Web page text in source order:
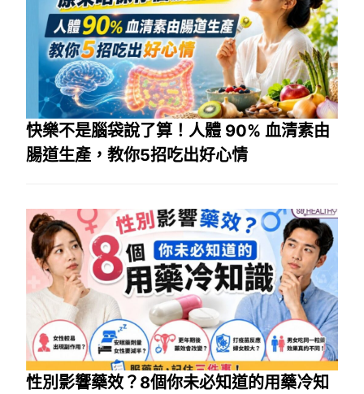
快樂不是腦袋說了算！人體 90% 血清素由
腸道生產，教你5招吃出好心情
性別影響藥效？8個你未必知道的用藥冷知